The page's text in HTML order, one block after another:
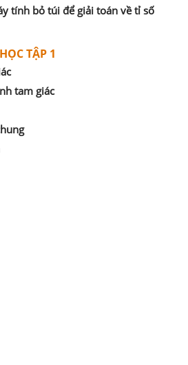
tính bỏ túi để giải toán về tỉ số
TẬP 1
tam giác